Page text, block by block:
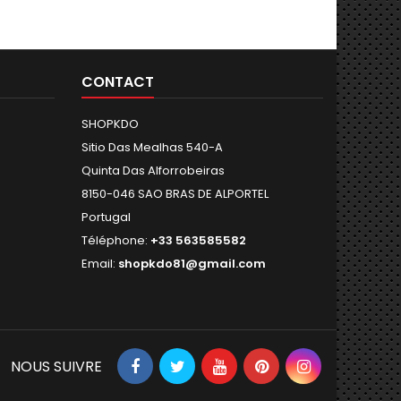
CONTACT
SHOPKDO
Sitio Das Mealhas 540-A
Quinta Das Alforrobeiras
8150-046 SAO BRAS DE ALPORTEL
Portugal
Téléphone: +33 563585582
Email: shopkdo81@gmail.com
NOUS SUIVRE